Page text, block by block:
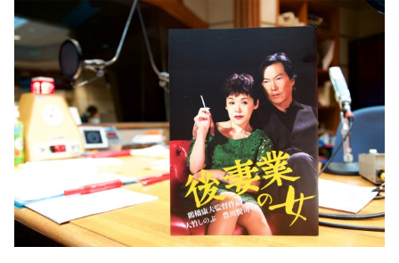
お知らせ
イベント・グッズ
YouTube
会社情報